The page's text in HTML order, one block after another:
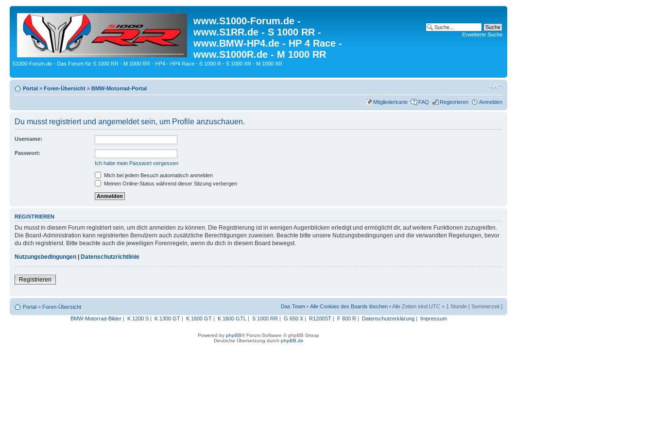
www.S1000-Forum.de -
www.S1RR.de - S 1000 RR -
www.BMW-HP4.de - HP 4 Race -
www.S1000R.de - M 1000 RR
S1000-Forum.de - Das Forum für S 1000 RR - M 1000 RR - HP4 - HP4 Race - S 1000 R - S 1000 XR - M 1000 XR
Erweiterte Suche
Portal » Foren-Übersicht » BMW-Motorrad-Portal
Mitgliederkarte FAQ Registrieren Anmelden
Du musst registriert und angemeldet sein, um Profile anzuschauen.
Username:
Passwort:
Ich habe mein Passwort vergessen
Mich bei jedem Besuch automatisch anmelden
Meinen Online-Status während dieser Sitzung verbergen
REGISTRIEREN
Du musst in diesem Forum registriert sein, um dich anmelden zu können. Die Registrierung ist in wenigen Augenblicken erledigt und ermöglicht dir, auf weitere Funktionen zuzugreifen.
Die Board-Administration kann registrierten Benutzern auch zusätzliche Berechtigungen zuweisen. Beachte bitte unsere Nutzungsbedingungen und die verwandten Regelungen, bevor
du dich registrierst. Bitte beachte auch die jeweiligen Forenregeln, wenn du dich in diesem Board bewegst.
Nutzungsbedingungen
Datenschutzrichtlinie
Registrieren
Portal » Foren-Übersicht Das Team • Alle Cookies des Boards löschen • Alle Zeiten sind UTC + 1 Stunde [ Sommerzeit ]
BMW-Motorrad-Bilder| K 1200 S| K 1300 GT| K 1600 GT| K 1600 GTL | S 1000 RR | G 650 X| R1200ST| F 800 R | Datenschutzerklärung| Impressum
Powered by phpBB® Forum Software © phpBB Group
Deutsche Übersetzung durch phpBB.de